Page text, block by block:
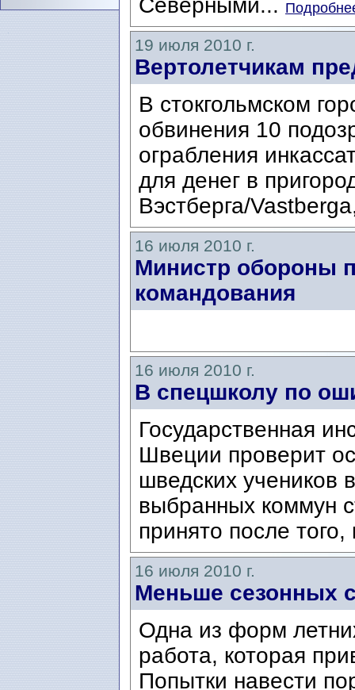
Северными...
19 июля 2010 г.
Вертолетчикам
В стокгольмском
обвинения 10
ограбления
для денег в
Вэстберга/
16 июля 2010 г.
Министр обороны
командования
16 июля 2010 г.
В спецшколу по
Государственная
Швеции проверит
шведских учеников
выбранных коммун
принято после
16 июля 2010 г.
Меньше сезонных
Одна из форм
работа, которая
Попытки навести